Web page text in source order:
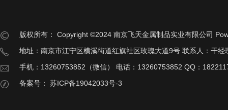
版权所有： Copyright ©2024 南京飞天金属制品实业有限公司
地址：南京市江宁区横溪街道红旗社区玫瑰大道9号 联系人：干经
手机：13260753852（微信） 电话：13260753852 QQ：
备案号：
苏ICP备19042033号-3